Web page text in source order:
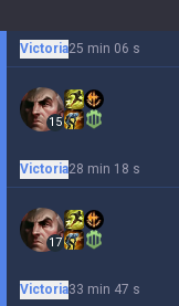
Victoria25 min 06 s
15
Victoria28 min 18 s
17
Victoria33 min 47 s